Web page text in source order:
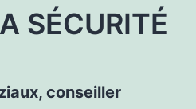
SÉCURITÉ
conseiller